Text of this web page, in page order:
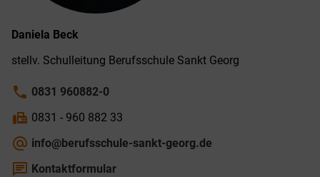
Daniela Beck
stellv. Schul­leitung Berufs­schule Sankt Georg
phone 0831 960882-0
fax 0831 - 960 882 33
alternate_email info@berufsschule-sankt-georg.de
chat Kontaktformular